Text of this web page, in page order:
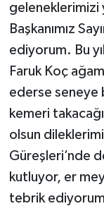
geleneklerimizi
Başkanımız
ediyorum. Bu
Faruk Koç
ederse seneye
kemeri
olsun
Güreşleri’nde
kutluyor, er
tebrik